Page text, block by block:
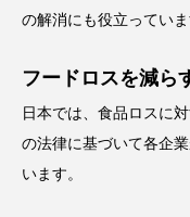
の解消にも役立っていま
フードロスを減ら
日本では、食品ロスに
の法律に基づいて各企
います。